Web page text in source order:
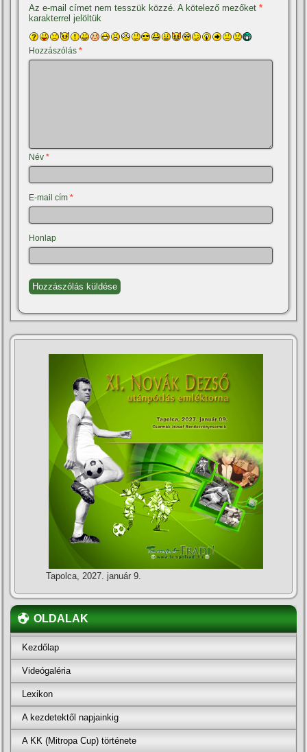
Az e-mail címet nem tesszük közzé. A kötelező mezőket*
karakterrel jelöltük
Hozzászólás*
Név*
E-mail cím*
Honlap
Tapolca, 2027. január 9.
OLDALAK
Kezdőlap
Videógaléria
Lexikon
A kezdetektől napjainkig
A KK (Mitropa Cup) története